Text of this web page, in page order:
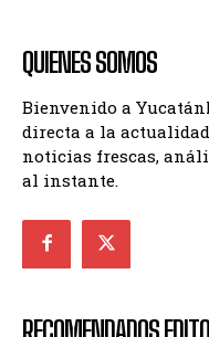
QUIENES SOMOS
Bienvenido a
directa a la
noticias frescas,
al instante.